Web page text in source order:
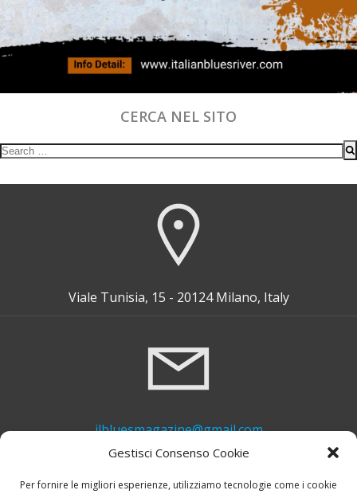
Gestisci Consenso Cookie
Per fornire le migliori esperienze, utilizziamo tecnologie come i cookie
CERCA NEL SITO
Search
Viale Tunisia, 15 - 20124 Milano, Italy
ilbluesmagazine@gmail.com